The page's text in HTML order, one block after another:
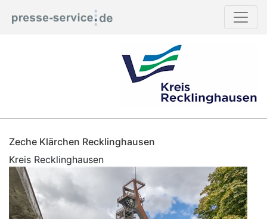
Zeche Klärchen Recklinghausen
Kreis Recklinghausen